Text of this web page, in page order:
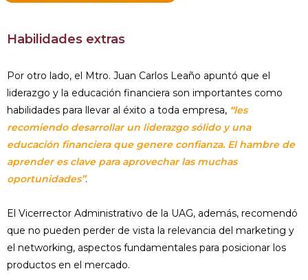
Habilidades extras
Por otro lado, el Mtro. Juan Carlos Leaño apuntó que el
liderazgo y la educación financiera son importantes como
habilidades para llevar al éxito a toda empresa, “les
recomiendo desarrollar un liderazgo sólido y una
educación financiera que genere confianza. El hambre de
aprender es clave para aprovechar las muchas
oportunidades”.
El Vicerrector Administrativo de la UAG, además, recomendó
que no pueden perder de vista la relevancia del marketing y
el networking, aspectos fundamentales para posicionar los
productos en el mercado.